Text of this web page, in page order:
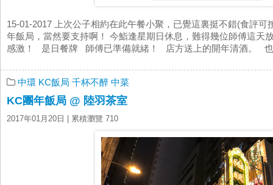
15-01-2017 上次公子相約在此午餐小聚，已覺這裏挺不錯(食評
年飯局，當然要支持啊！ 今鮨逢星期日休息，難得幾位師傅這天
感激！ 是日餐牌 師傅已準備就緒！ 店方送上的開年清酒。
中環 KC飯局 千杯不醉 中菜
KC團年飯局 @ 陸羽茶室
2017年01月20日 | 累積瀏覽 710